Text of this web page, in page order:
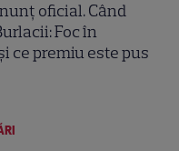
oficial. Când
Foc în
ce premiu este pus